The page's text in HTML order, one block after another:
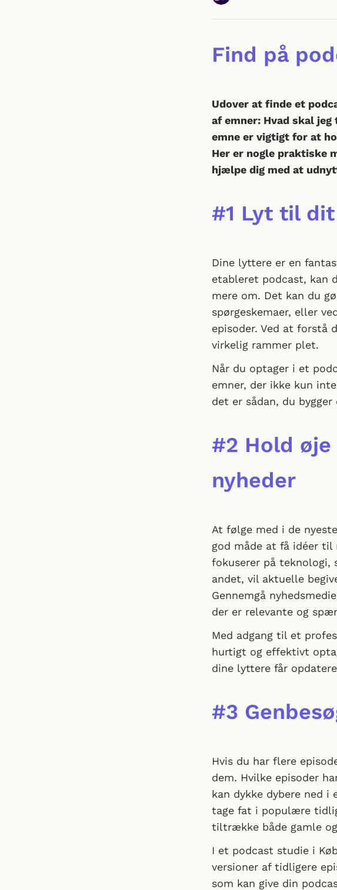
Find på
Udover at finde et
af emner: Hvad skal
emne er vigtigt for at
Her er nogle praktiske
hjælpe dig med at
#1 Lyt til
Dine lyttere er en
etableret podcast, kan
mere om. Det kan du
spørgeskemaer, eller
episoder. Ved at forstå
virkelig rammer plet.
Når du optager i et
emner, der ikke kun
det er sådan, du
#2 Hold
nyheder
At følge med i de
god måde at få idéer til
fokuserer på teknologi,
andet, vil aktuelle
Gennemgå
der er relevante og
Med adgang til et
hurtigt og effektivt
dine lyttere får
#3
Hvis du har flere
dem. Hvilke episoder
kan dykke dybere ned i
tage fat i populære
tiltrække både gamle
I et podcast studie i
versioner af tidligere
som kan give din